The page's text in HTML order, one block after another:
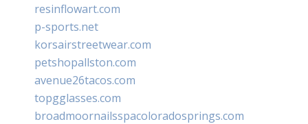
resinflowart.com
p-sports.net
korsairstreetwear.com
petshopallston.com
avenue26tacos.com
topgglasses.com
broadmoornailsspacoloradosprings.com